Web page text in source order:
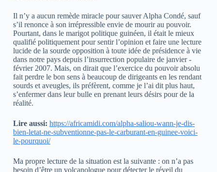
Il n’y a aucun remède miracle pour sauver Alpha Condé, sauf
s’il renonce à son irrépressible envie de mourir au pouvoir.
Pourtant, dans le marigot politique guinéen, il était le mieux
qualifié politiquement pour sentir l’opinion et faire une lecture
lucide de la sourde opposition à toute idée de présidence à vie
dans notre pays depuis l’insurrection populaire de janvier -
février 2007. Mais, on dirait que l’exercice du pouvoir absolu
fait perdre le bon sens à beaucoup de dirigeants en les rendant
sourds et aveugles, ils préfèrent, comme je l’ai dit plus haut,
s’enfermer dans leur bulle en prenant leurs désirs pour de la
réalité.
Lire aussi: https://africamidi.com/alpha-saliou-wann-je-dis-
bien-letat-ne-subventionne-pas-le-carburant-en-guinee-voici-
le-pourquoi/
Ma propre lecture de la situation est la suivante : on n’a pas
besoin d’être un volcanologue pour détecter le réveil du